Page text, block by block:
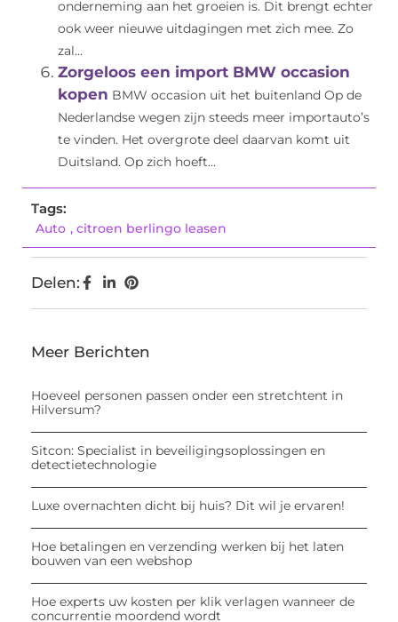
onderneming aan het groeien is. Dit brengt echter
ook weer nieuwe uitdagingen met zich mee. Zo
zal...
Zorgeloos een import BMW occasion
kopen BMW occasion uit het buitenland Op de
Nederlandse wegen zijn steeds meer importauto’s
te vinden. Het overgrote deel daarvan komt uit
Duitsland. Op zich hoeft...
Tags:
Auto , citroen berlingo leasen
Delen:
Meer Berichten
Hoeveel personen passen onder een stretchtent in
Hilversum?
Sitcon: Specialist in beveiligingsoplossingen en
detectietechnologie
Luxe overnachten dicht bij huis? Dit wil je ervaren!
Hoe betalingen en verzending werken bij het laten
bouwen van een webshop
Hoe experts uw kosten per klik verlagen wanneer de
concurrentie moordend wordt